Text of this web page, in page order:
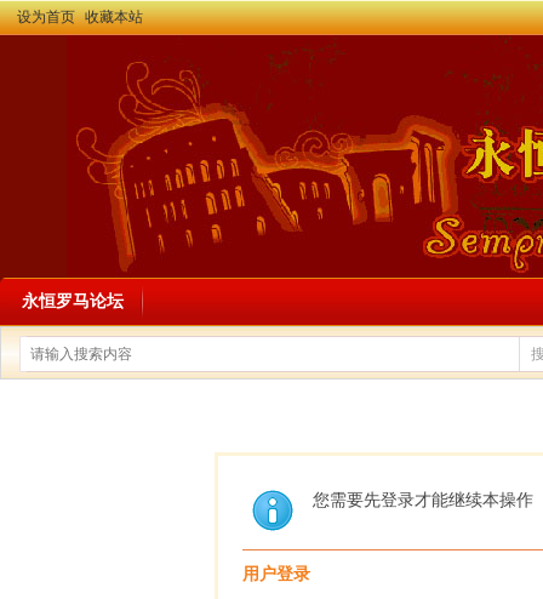
设为首页 收藏本站
永恒罗马论坛
您需要先登录才能继续本操作
用户登录